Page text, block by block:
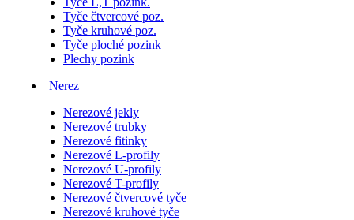
Tyče čtvercové poz.
Tyče kruhové poz.
Tyče ploché pozink
Plechy pozink
Nerez
Nerezové jekly
Nerezové trubky
Nerezové fitinky
Nerezové L-profily
Nerezové U-profily
Nerezové T-profily
Nerezové čtvercové tyče
Nerezové kruhové tyče